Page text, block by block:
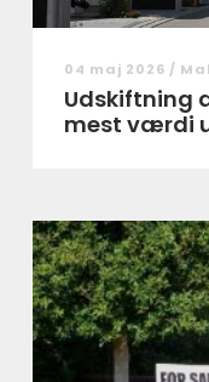
04 maj 2026 /
Udskiftning
mest værdi